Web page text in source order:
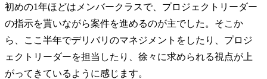
初めの1年ほどはメンバークラスで、プロジェクトリーダー
の指示を貰いながら案件を進めるのが主でした。そこか
ら、ここ半年でデリバリのマネジメントをしたり、プロジ
ェクトリーダーを担当したり、徐々に求められる視点が上
がってきているように感じます。